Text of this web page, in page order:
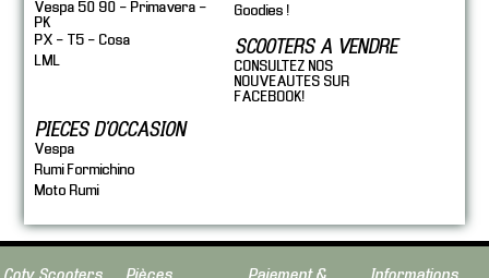
Vespa 50 90 - Primavera -
PK
PX - T5 - Cosa
LML
Goodies !
SCOOTERS A VENDRE
CONSULTEZ NOS
NOUVEAUTES SUR
FACEBOOK!
PIECES D'OCCASION
Vespa
Rumi Formichino
Moto Rumi